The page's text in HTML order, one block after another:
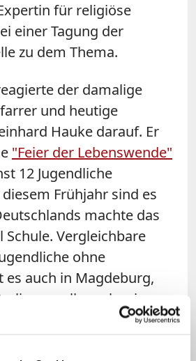
für religiöse
einer Tagung der
zu dem Thema.
der damalige
und heutige
Hauke darauf. Er
"Feier der Lebenswende"
12 Jugendliche
Frühjahr sind es
machte das
Vergleichbare
ohne
es auch in Magdeburg,
vor allem aber in
geradezu. In den